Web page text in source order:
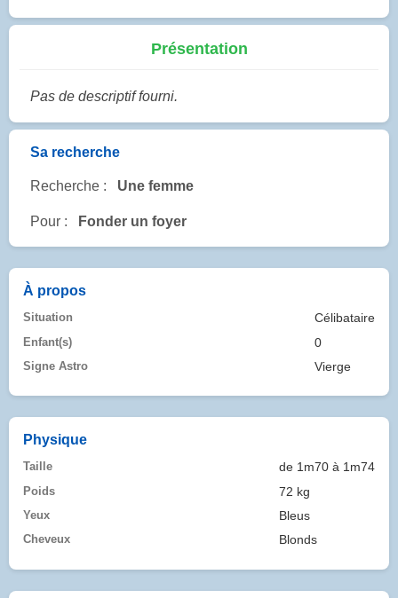
Présentation
Pas de descriptif fourni.
Sa recherche
Recherche : Une femme
Pour : Fonder un foyer
À propos
Situation Célibataire
Enfant(s) 0
Signe Astro Vierge
Physique
Taille de 1m70 à 1m74
Poids 72 kg
Yeux Bleus
Cheveux Blonds